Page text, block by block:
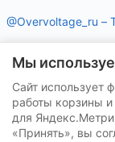
@Overvoltage_ru –
характеристики,
Нашу продукцию
Мы
Сайт использует
работы корзины
для
«Принять», вы